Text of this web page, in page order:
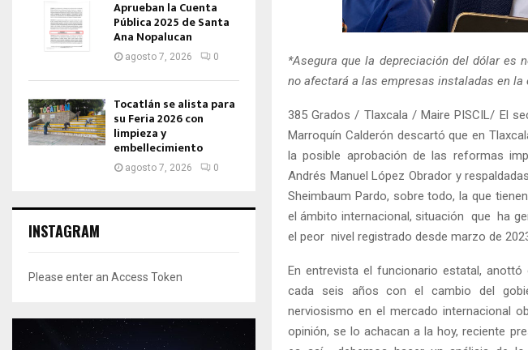
*Asegura que la depreciación del dólar es
no afectará a las empresas instaladas en la
385 Grados / Tlaxcala / Maire PISCIL/ El
Marroquín Calderón descartó que en
la posible aprobación de las reformas
Andrés Manuel López Obrador y
Sheimbaum Pardo, sobre todo, la que
el ámbito internacional, situación que ha
el peor nivel registrado desde marzo de
En entrevista el funcionario estatal,
cada seis años con el cambio del
nerviosismo en el mercado internacional
opinión, se lo achacan a la hoy, reciente
Aprueban la Cuenta
Pública 2025 de Santa
Ana Nopalucan
agosto 7, 2026 0
Tocatlán se alista para
su Feria 2026 con
limpieza y
embellecimiento
agosto 7, 2026 0
INSTAGRAM
Please enter an Access Token